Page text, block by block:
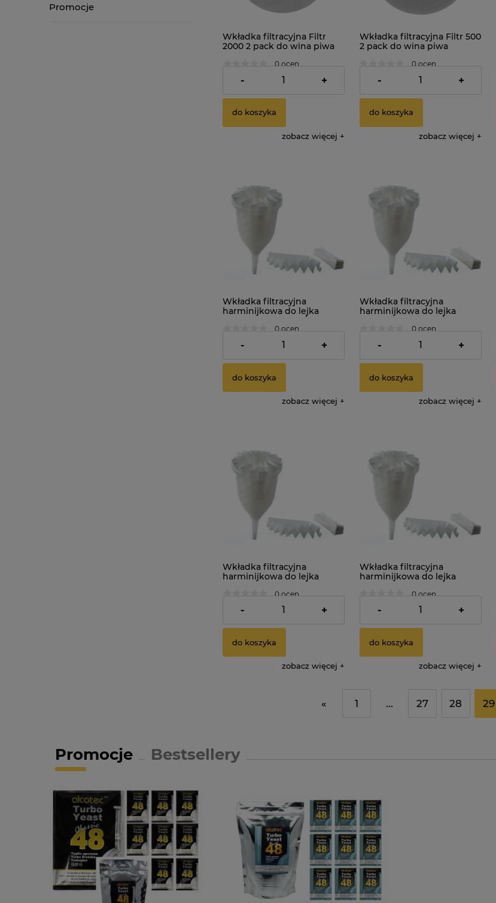
Promocje
Wkładka filtracyjna Filtr
2000 2 pack do wina piwa
0 ocen
17,95 zł
- +
do koszyka
zobacz więcej
Wkładka filtracyjna Filtr 500
2 pack do wina piwa
0 ocen
17,95 zł
- +
do koszyka
zobacz więcej
Wkładka filtracyjna
harminijkowa do lejka
0 ocen
1,62 zł
- +
do koszyka
zobacz więcej
Wkładka filtracyjna
harminijkowa do lejka
15cm x 10szt.0 ocen
13,10 zł
- +
do koszyka
zobacz więcej
Wkładka filtracyjna
harminijkowa do lejka
0 ocen
1,68 zł
- +
do koszyka
zobacz więcej
Wkładka filtracyjna
harminijkowa do lejka
20cm x 10szt.0 ocen
13,69 zł
- +
do koszyka
zobacz więcej
« 1 ... 27 28 29
Promocje Bestsellery